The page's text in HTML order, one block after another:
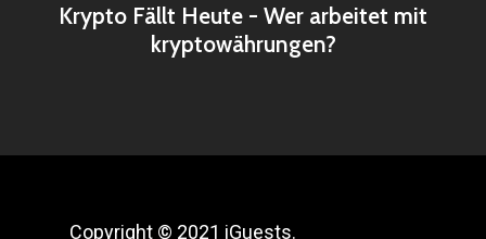
Krypto Fällt Heute - Wer arbeitet mit
kryptowährungen?
Copyright © 2021 iGuests.